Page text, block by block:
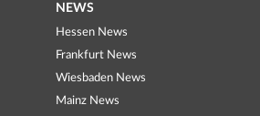
NEWS
Hessen News
Frankfurt News
Wiesbaden News
Mainz News